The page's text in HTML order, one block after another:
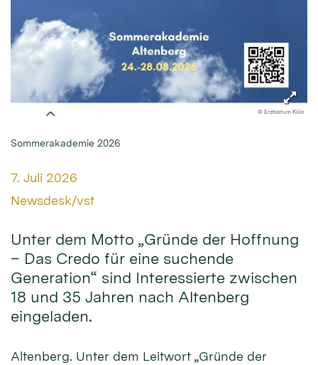
© Erzbistum Köln
Sommerakademie 2026
Datum:
7. Juli 2026
Von:
Newsdesk/vst
Unter dem Motto „Gründe der Hoffnung
– Das Credo für eine suchende
Generation“ sind Interessierte zwischen
18 und 35 Jahren nach Altenberg
eingeladen.
Altenberg. Unter dem Leitwort „Gründe der